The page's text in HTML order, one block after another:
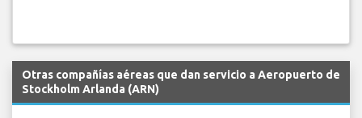
Otras compañías aéreas que dan servicio a Aeropuerto de
Stockholm Arlanda (ARN)